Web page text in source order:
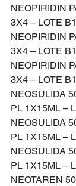
NEOPIRIDIN
3X4 – LOTE
NEOPIRIDIN
3X4 – LOTE
NEOPIRIDIN
3X4 – LOTE
NEOSULIDA
PL 1X15ML –
NEOSULIDA
PL 1X15ML –
NEOSULIDA
PL 1X15ML –
NEOTAREN